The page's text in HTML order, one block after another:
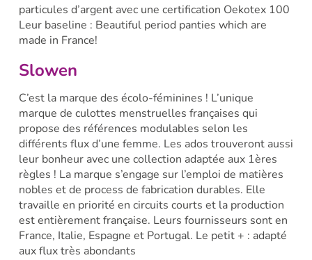
particules d’argent avec une certification Oekotex 100
Leur baseline : Beautiful period panties which are
made in France!
Slowen
C’est la marque des écolo-féminines ! L’unique
marque de culottes menstruelles françaises qui
propose des références modulables selon les
différents flux d’une femme. Les ados trouveront aussi
leur bonheur avec une collection adaptée aux 1ères
règles ! La marque s’engage sur l’emploi de matières
nobles et de process de fabrication durables. Elle
travaille en priorité en circuits courts et la production
est entièrement française. Leurs fournisseurs sont en
France, Italie, Espagne et Portugal. Le petit + : adapté
aux flux très abondants